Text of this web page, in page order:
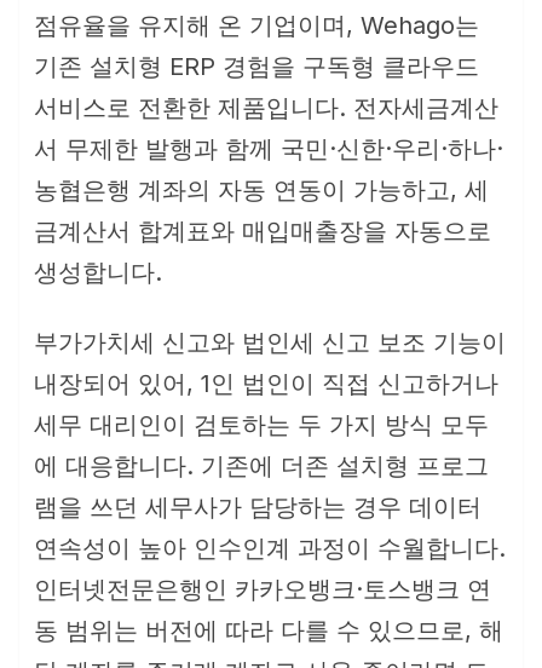
점유율을 유지해 온 기업이며, Wehago는
기존 설치형 ERP 경험을 구독형 클라우드
서비스로 전환한 제품입니다. 전자세금계산
서 무제한 발행과 함께 국민·신한·우리·하나·
농협은행 계좌의 자동 연동이 가능하고, 세
금계산서 합계표와 매입매출장을 자동으로
생성합니다.
부가가치세 신고와 법인세 신고 보조 기능이
내장되어 있어, 1인 법인이 직접 신고하거나
세무 대리인이 검토하는 두 가지 방식 모두
에 대응합니다. 기존에 더존 설치형 프로그
램을 쓰던 세무사가 담당하는 경우 데이터
연속성이 높아 인수인계 과정이 수월합니다.
인터넷전문은행인 카카오뱅크·토스뱅크 연
동 범위는 버전에 따라 다를 수 있으므로, 해